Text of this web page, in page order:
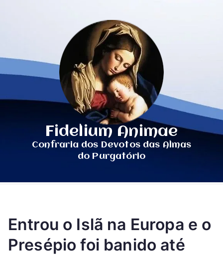
Fidelium Animae
Confraria dos Devotos das Almas
do Purgatório
Entrou o Islã na Europa e o
Presépio foi banido até